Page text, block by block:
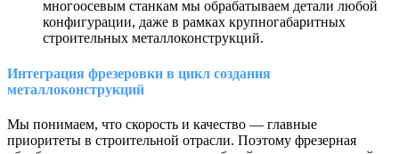
многоосевым станкам мы обрабатываем детали любой
конфигурации, даже в рамках крупногабаритных
строительных металлоконструкций.
Интеграция фрезеровки в цикл создания
металлоконструкций
Мы понимаем, что скорость и качество — главные
приоритеты в строительной отрасли. Поэтому фрезерная